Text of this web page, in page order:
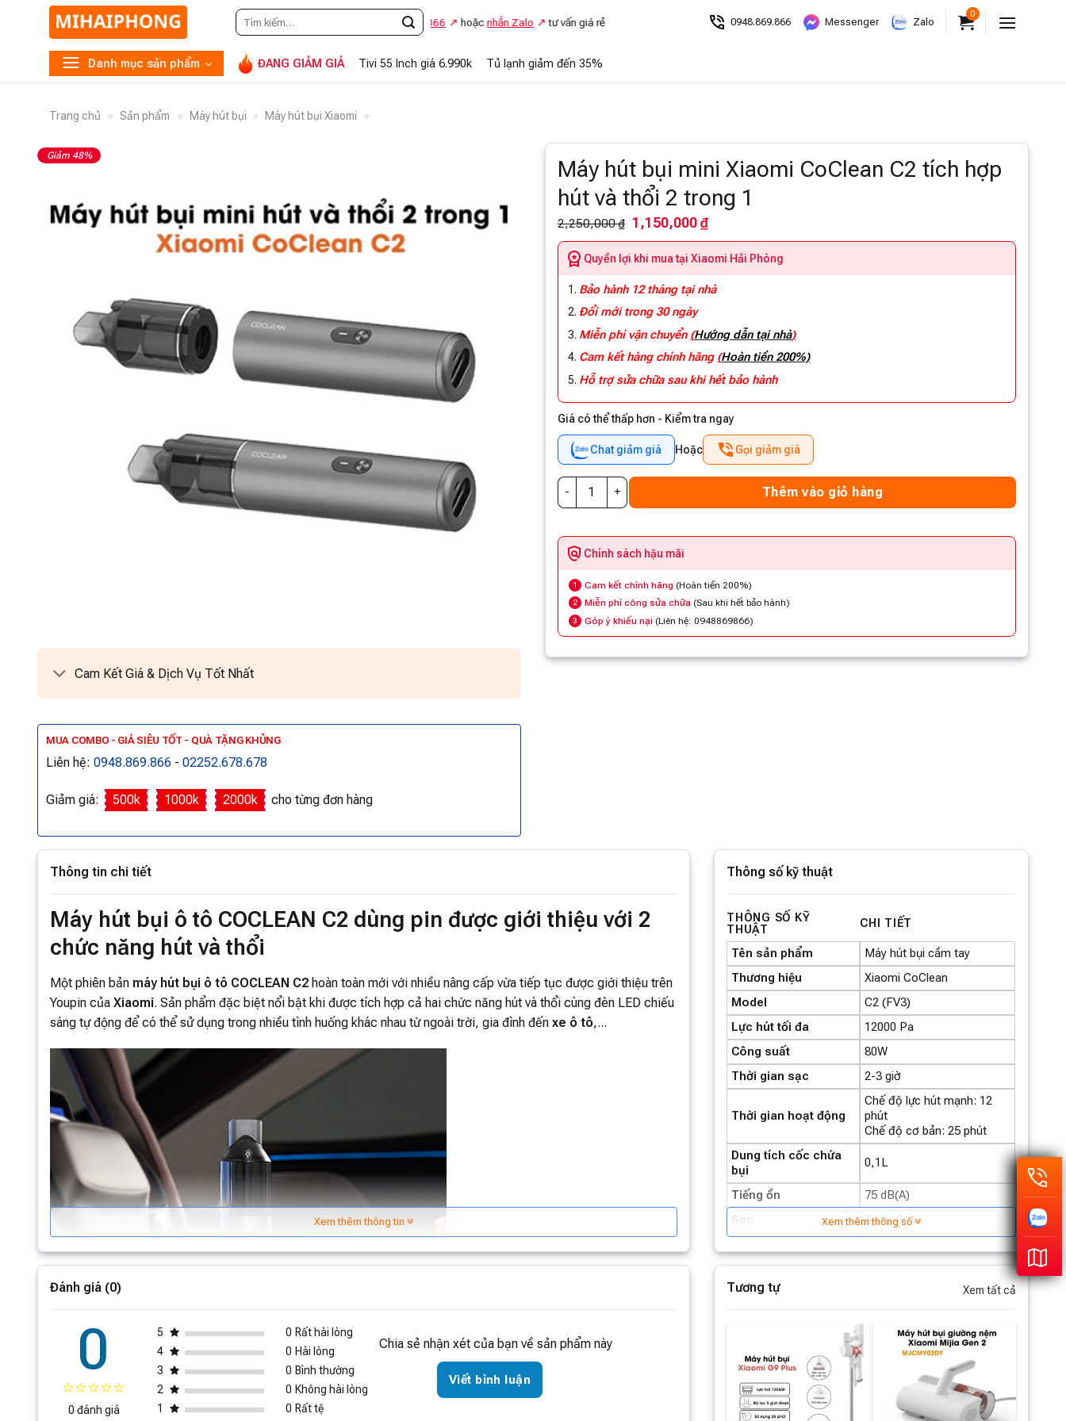
Tìm
kiếm:
0948.869.866 hoặcnhắn Zalo tư vấn giá rẻ 0948.869.866 Messenger Zalo
0
Danh mục sản phẩm ĐANG GIẢM GIÁ Tivi 55 Inch giá 6.990k Tủ lạnh giảm đến 35%
Trang chủ » Sản phẩm » Máy hút bụi » Máy hút bụi Xiaomi »
Giảm 48%
Cam Kết Giá & Dịch Vụ Tốt Nhất
MUA COMBO - GIÁ SIÊU TỐT - QUÀ TẶNG KHỦNG
Liên hệ: 0948.869.866 - 02252.678.678
Giảm giá: 500k 1000k 2000k cho từng đơn hàng
Máy hút bụi mini Xiaomi CoClean C2 tích hợp
hút và thổi 2 trong 1
2,250,000 ₫ 1,150,000 ₫
Quyền lợi khi mua tại Xiaomi Hải Phòng
Bảo hành 12 tháng tại nhà
Đổi mới trong 30 ngày
Miễn phí vận chuyển (Hướng dẫn tại nhà)
Cam kết hàng chính hãng (Hoàn tiền 200%)
Hỗ trợ sửa chữa sau khi hết bảo hành
Giá có thể thấp hơn - Kiểm tra ngay
Chat giảm giá Hoặc Gọi giảm giá
Thêm vào giỏ hàng
Chính sách hậu mãi
1 Cam kết chính hãng (Hoàn tiền 200%)
2 Miễn phí công sửa chữa (Sau khi hết bảo hành)
3 Góp ý khiếu nại (Liên hệ: 0948869866)
Thông tin chi tiết
Máy hút bụi ô tô COCLEAN C2 dùng pin được giới thiệu với 2
chức năng hút và thổi
Một phiên bản máy hút bụi ô tô COCLEAN C2 hoàn toàn mới với nhiều nâng cấp vừa tiếp tục được giới thiệu trên
Youpin của Xiaomi. Sản phẩm đặc biệt nổi bật khi được tích hợp cả hai chức năng hút và thổi cùng đèn LED chiếu
sáng tự động để có thể sử dụng trong nhiều tình huống khác nhau từ ngoài trời, gia đình đến xe ô tô,...
Xem thêm thông tin
Thông số kỹ thuật
THÔNG SỐ KỸ
THUẬT
CHI TIẾT
Tên sản phẩm
Máy hút bụi cầm tay
Thương hiệu
Xiaomi CoClean
Model
C2 (FV3)
Lực hút tối đa
12000 Pa
Công suất
80W
Thời gian sạc
2-3 giờ
Thời gian hoạt động
Chế độ lực hút mạnh: 12
phút
Chế độ cơ bản: 25 phút
Dung tích cốc chứa
bụi
0,1L
Tiếng ồn
75 dB(A)
Sạc
Type-C
Trọng lượng tịnh
454g
Kích thước
56,5 x 56,5 x 296 mm
Xem thêm thông số
Đánh giá (0)
0
0 đánh giá
5 0 Rất hài lòng
4
0 Hài lòng
3
0 Bình thường
2
0 Không hài lòng
1
0 Rất tệ
Chia sẻ nhận xét của bạn về sản phẩm này
Viết bình luận
Tương tự Xem tất cả